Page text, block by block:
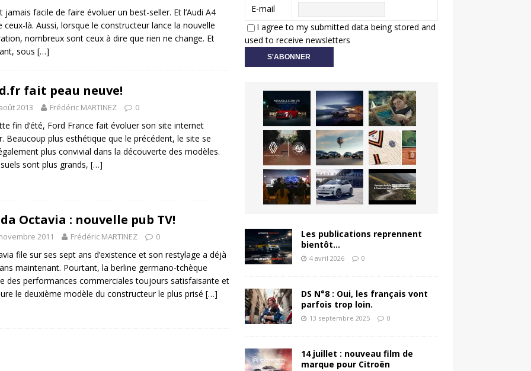
jamais facile de faire évoluer un best-seller. Et l’Audi A4
ceux-là. Aussi, lorsque le constructeur lance la nouvelle
nombreux sont ceux à dire que rien ne change. Et
sous […]
fait peau neuve!
2013 Frédéric MARTINEZ 0
fin d’été, Ford France fait évoluer son site internet
Beaucoup plus esthétique que le précédent, le site se
plus convivial dans la découverte des modèles.
sont plus grands, […]
Octavia : nouvelle pub TV!
2011 Frédéric MARTINEZ 0
file sur ses sept ans d’existence et son restylage a déjà
maintenant. Pourtant, la berline germano-tchèque
des performances commerciales toujours satisfaisante et
le deuxième modèle du constructeur le plus prisé […]
E-mail
I agree to my submitted data being stored and
used to receive newsletters
Les publications reprennent
bientôt…
4 avril 2026 0
DS N°8 : Oui, les français vont
parfois trop loin.
13 septembre 2025 0
14 juillet : nouveau film de
marque pour Citroën